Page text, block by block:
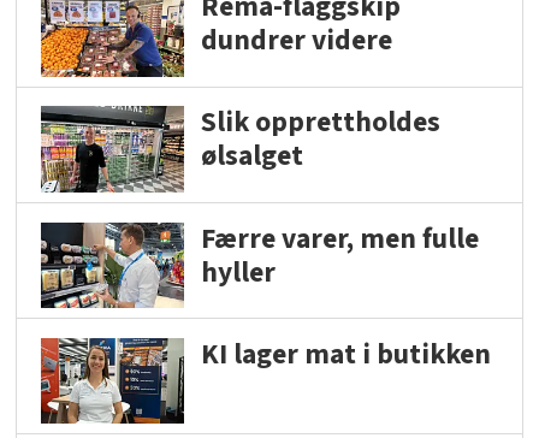
dundrer videre
Slik opprettholdes
ølsalget
Færre varer, men fulle
hyller
KI lager mat i butikken